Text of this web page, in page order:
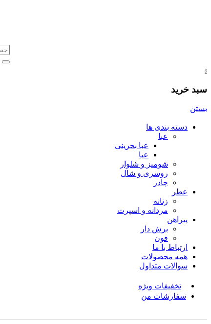
0
سبد خرید
بستن
دسته بندی ها
عبا
عبا بحرینی
عبا
شومیز و شلوار
روسری و شال
چادر
عطر
زنانه
مردانه و اسپرت
پیراهن
برش دار
فون
ارتباط با ما
همه محصولات
سوالات متداول
تخفیفات ویژه
سفارشات من